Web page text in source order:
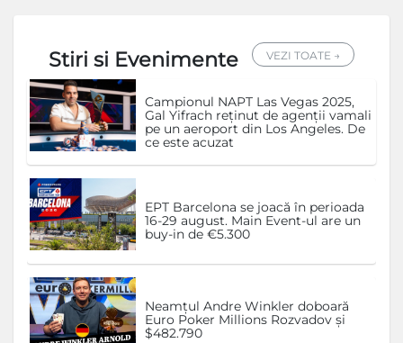
Stiri si Evenimente VEZI TOATE →
Campionul NAPT Las Vegas 2025,
Gal Yifrach reținut de agenții vamali
pe un aeroport din Los Angeles. De
ce este acuzat
EPT Barcelona se joacă în perioada
16-29 august. Main Event-ul are un
buy-in de €5.300
Neamțul Andre Winkler doboară
Euro Poker Millions Rozvadov și
$482.790